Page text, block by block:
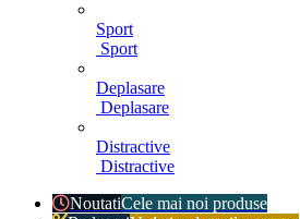
Sport
Sport
Deplasare
Deplasare
Distractive
Distractive
NoutatiCele mai noi produse